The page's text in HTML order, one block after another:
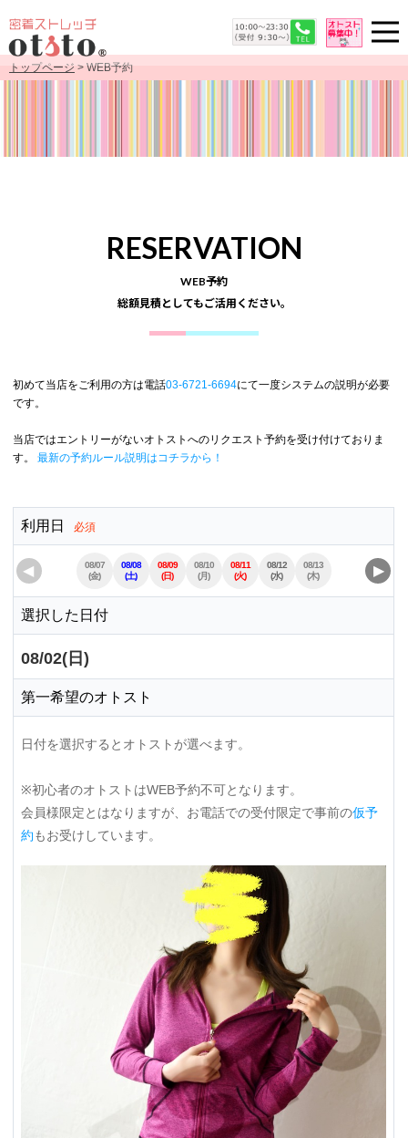
トップページ > WEB予約
RESERVATION
WEB予約
総額見積としてもご活用ください。
初めて当店をご利用の方は電話03-6721-6694にて一度システムの説明が必要
です。
当店ではエントリーがないオトストへのリクエスト予約を受け付けておりま
す。
最新の予約ルール説明はコチラから！
利用日 必須
◀
08/07
(金)
08/08
(土)
08/09
(日)
08/10
(月)
08/11
(火)
08/12
(水)
08/13
(木)
08/15
(土)
▶
選択した日付
08/02(日)
第一希望のオトスト
日付を選択するとオトストが選べます。
※初心者のオトストはWEB予約不可となります。
会員様限定とはなりますが、お電話での受付限定で事前の仮予
約もお受けしています。